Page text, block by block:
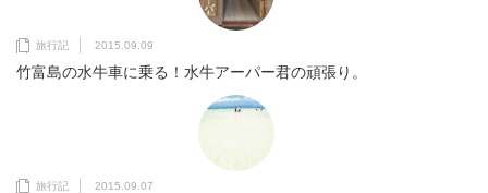
旅行記 2015.09.09
竹富島の水牛車に乗る！水牛アーパー君の頑張り。
旅行記 2015.09.07